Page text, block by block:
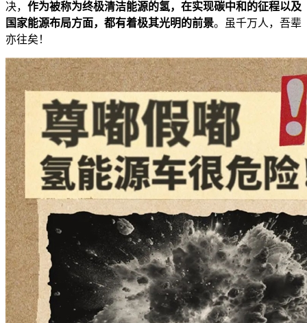
决， 作为被称为终极清洁能源的氢，在实现碳中和的征程以及
国家能源布局方面，都有着极其光明的前景。虽千万人，吾辈
亦往矣！